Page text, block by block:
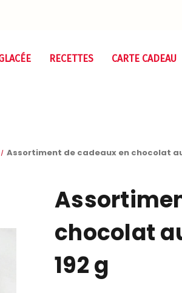
RECETTES CARTE CADEAU
Assortiment de cadeaux en chocolat
chocolat
192 g